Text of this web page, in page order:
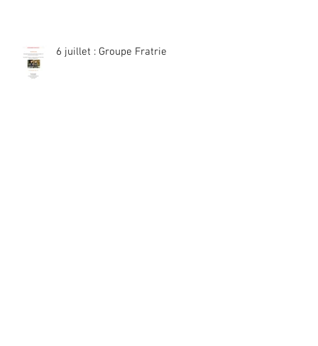
6 juillet : Groupe Fratrie